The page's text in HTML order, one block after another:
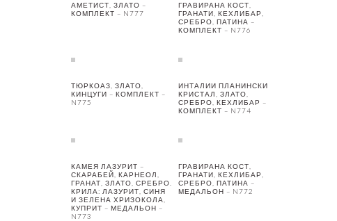
АМЕТИСТ, ЗЛАТО –
КОМПЛЕКТ – N777
ГРАВИРАНА КОСТ,
ГРАНАТИ, КЕХЛИБАР,
СРЕБРО, ПАТИНА –
КОМПЛЕКТ – N776
ТЮРКОАЗ, ЗЛАТО,
КИНЦУГИ – КОМПЛЕКТ –
N775
ИНТАЛИИ ПЛАНИНСКИ
КРИСТАЛ, ЗЛАТО,
СРЕБРО, КЕХЛИБАР –
КОМПЛЕКТ – N774
КАМЕЯ ЛАЗУРИТ –
СКАРАБЕЙ, КАРНЕОЛ,
ГРАНАТ, ЗЛАТО, СРЕБРО.
КРИЛА: ЛАЗУРИТ, СИНЯ
И ЗЕЛЕНА ХРИЗОКОЛА,
КУПРИТ – МЕДАЛЬОН –
N773
ГРАВИРАНА КОСТ,
ГРАНАТИ, КЕХЛИБАР,
СРЕБРО, ПАТИНА –
МЕДАЛЬОН – N772